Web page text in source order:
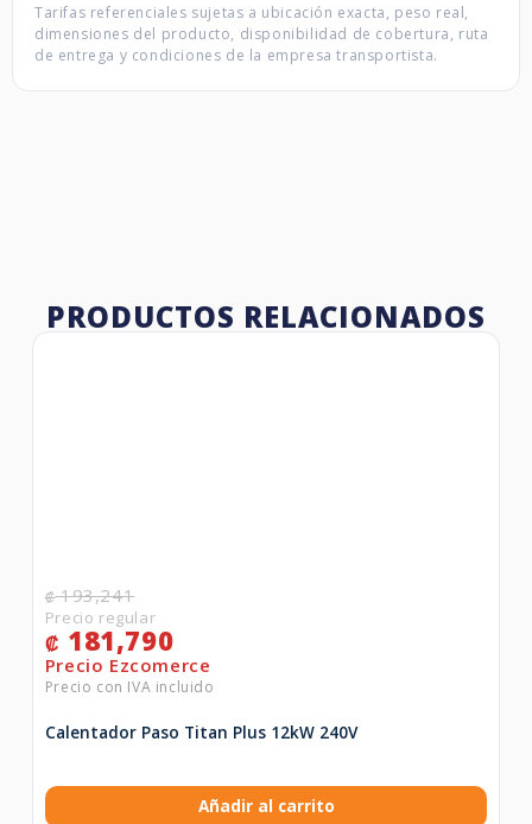
Tarifas referenciales sujetas a ubicación exacta, peso real,
dimensiones del producto, disponibilidad de cobertura, ruta
de entrega y condiciones de la empresa transportista.
PRODUCTOS RELACIONADOS
₡193,241
₡ 181,790
Calentador Paso Titan Plus 12kW 240V
Añadir al carrito